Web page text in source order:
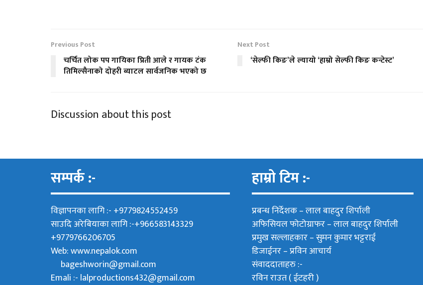
Previous Post
चर्चित लोक पप गायिका प्रिती आले र गायक टंक
तिमिल्सैनाको दोहरी ब्याटल सार्वजनिक भएको छ
Next Post
‘सेल्फी किङ’ले ल्यायो ‘हाम्रो सेल्फी किङ कन्टेस्ट’
Discussion about this post
सम्पर्क :-
विज्ञापनका लागि :- +9779824552459
साउदि अरेबियाका लागि :-+966583143329
+9779766206705
Web:www.nepalok.com
bageshworin@gmail.com
Emali :- lalproductions432@gmail.com
हाम्रो टिम :-
प्रबन्ध निर्देशक –लाल बाहदुर शिर्पाली
अफिसियल फोटोग्राफर –लाल बाहदुर शिर्पाली
प्रमुख सल्लाहकार –सुमन कुमार भट्टराई
डिजाईनर – प्रविन आचार्य
संवाददाताहरु :-
रविन राउत ( ईटहरी )